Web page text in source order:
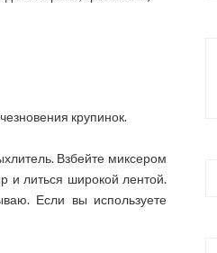
крупинок.
Взбейте миксером
и литься широкой лентой.
Если вы используете